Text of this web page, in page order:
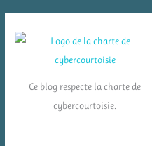
Ce blog respecte la charte de
cybercourtoisie.